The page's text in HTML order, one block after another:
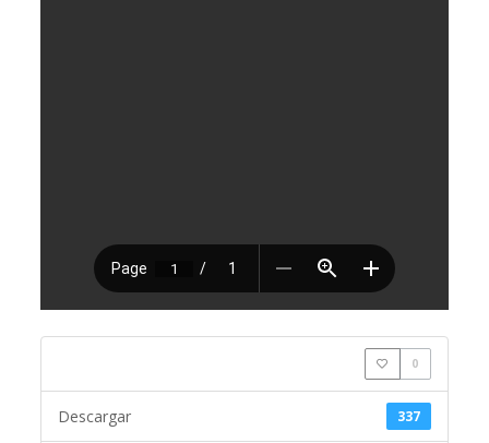
0
337
Descargar